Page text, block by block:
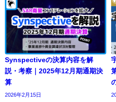
Synspectiveの決算内容を解
説・考察｜2025年12月期通期決
算
2026年2月15日